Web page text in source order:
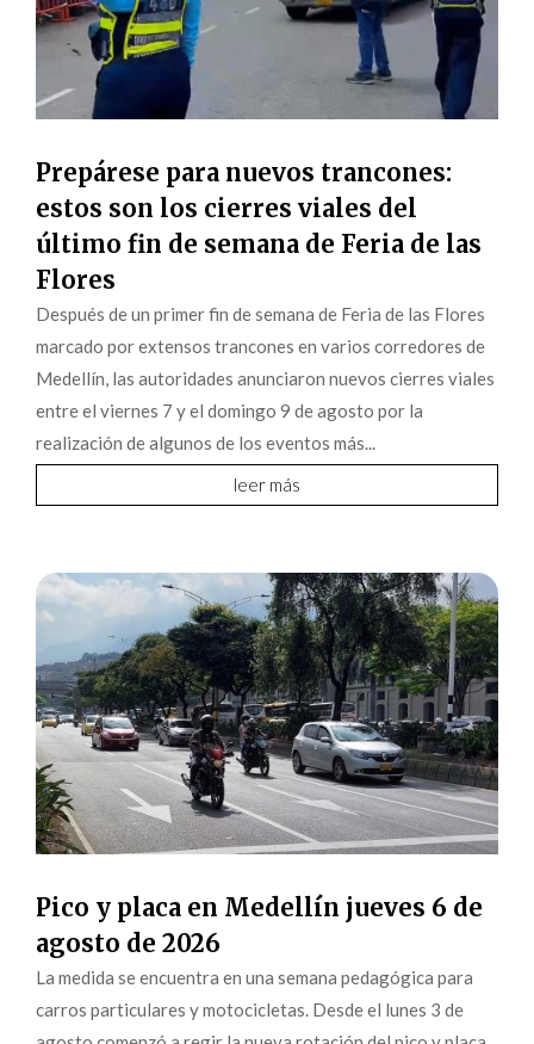
Prepárese para nuevos trancones:
estos son los cierres viales del
último fin de semana de Feria de las
Flores
Después de un primer fin de semana de Feria de las Flores
marcado por extensos trancones en varios corredores de
Medellín, las autoridades anunciaron nuevos cierres viales
entre el viernes 7 y el domingo 9 de agosto por la
realización de algunos de los eventos más...
leer más
Pico y placa en Medellín jueves 6 de
agosto de 2026
La medida se encuentra en una semana pedagógica para
carros particulares y motocicletas. Desde el lunes 3 de
agosto comenzó a regir la nueva rotación del pico y placa
en Medellín y los demás municipios del Valle de Aburrá
para el segundo semestre de 2026. La medida,...